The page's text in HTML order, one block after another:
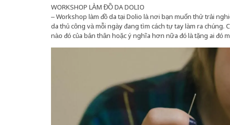
WORKSHOP LÀM ĐỒ DA DOLIO
– Workshop làm đồ da tại Dolio là nơi bạn muốn thử trải
da thủ công và mỗi ngày đang tìm cách tự tay làm ra chúng.
nào đó của bản thân hoặc ý nghĩa hơn nữa đó là tặng ai đó